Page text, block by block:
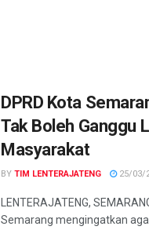
DPRD Kota
Tak Boleh Ganggu
Masyarakat
BY TIM LENTERAJATENG 25/03/
LENTERAJATENG,
Semarang mengingatkan